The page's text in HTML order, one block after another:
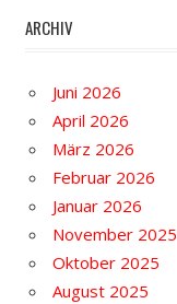
ARCHIV
Juni 2026
April 2026
März 2026
Februar 2026
Januar 2026
November 2025
Oktober 2025
August 2025